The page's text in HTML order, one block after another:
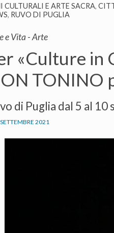
CULTURALI E ARTE SACRA,
, RUVO DI PUGLIA
e Vita - Arte
«Culture in
TONINO
di Puglia dal 5 al
2021